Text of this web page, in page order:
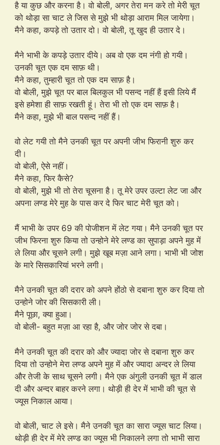
है या कुछ और करना है। वो बोली, अगर तेरा मन करे तो मेरी चूत
को थोड़ा सा चाट ले जिस से मुझे भी थोड़ा आराम मिल जायेगा।
मैने कहा, कपड़े तो उतार दो। वो बोली, तू खुद ही उतार दे।
मैने भाभी के कपड़े उतार दीये। अब वो एक दम नंगी हो गयी।
उनकी चूत एक दम साफ़ थी।
मैने कहा, तुम्हारी चूत तो एक दम साफ़ है।
वो बोली, मुझे चूत पर बाल बिलकुल भी पसन्द नहीं हैं इसी लिये मैं
इसे हमेशा ही साफ़ रखती हूं। तेरा भी तो एक दम साफ़ है।
मैने कहा, मुझे भी बाल पसन्द नहीं हैं।
वो लेट गयी तो मैने उनकी चूत पर अपनी जीभ फिरानी शुरु कर
दी।
वो बोली, ऐसे नहीं।
मैने कहा, फिर कैसे?
वो बोली, मुझे भी तो तेरा चूसना है। तू मेरे उपर उल्टा लेट जा और
अपना लण्ड मेरे मुह के पास कर दे फिर चाट मेरी चूत को।
मैं भाभी के उपर 69 की पोजीशन में लेट गया। मैने उनकी चूत पर
जीभ फिरना शुरु किया तो उन्होने मेरे लण्ड का सुपाड़ा अपने मुह में
ले लिया और चूसने लगी। मुझे खूब मज़ा आने लगा। भाभी भी जोश
के मारे सिसकारियां भरने लगी।
मैने उनकी चूत की दरार को अपने होंठो से दबाना शुरु कर दिया तो
उन्होने जोर की सिसकारी ली।
मैने पूछा, क्या हुआ।
वो बोली- बहुत मज़ा आ रहा है, और जोर जोर से दबा।
मैने उनकी चूत की दरार को और ज्यादा जोर से दबाना शुरु कर
दिया तो उन्होने मेरा लण्ड अपने मुह में और ज्यादा अन्दर ले लिया
और तेजी के साथ चूसने लगी। मैने एक अंगुली उनकी चूत में डाल
दी और अन्दर बाहर करने लगा। थोड़ी ही देर में भाभी की चूत से
ज्यूस निकाल आया।
वो बोली, चाट ले इसे। मैने उनकी चूत का सारा ज्यूस चाट लिया।
थोड़ी ही देर में मेरे लण्ड का ज्यूस भी निकालने लगा तो भाभी सारा